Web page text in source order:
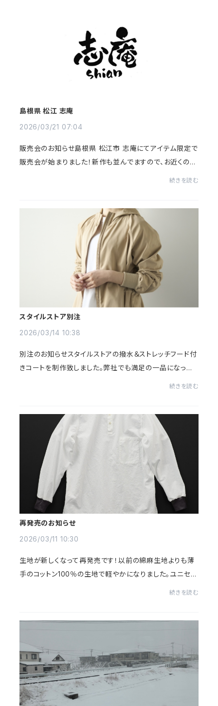
島根県 松江 志庵
2026/03/21 07:04
販売会のお知らせ島根県 松江市 志庵にてアイテム限定で
販売会が始まりました！新作も並んでますので、お近くの皆
続きを読む
スタイルストア別注
2026/03/14 10:38
別注のお知らせスタイルストアの撥水＆ストレッチフード付
きコートを制作致しました。弊社でも満足の一品になって
続きを読む
再発売のお知らせ
2026/03/11 10:30
生地が新しくなって再発売です！以前の綿麻生地よりも薄
手のコットン100％の生地で軽やかになりました。ユニセッ
続きを読む